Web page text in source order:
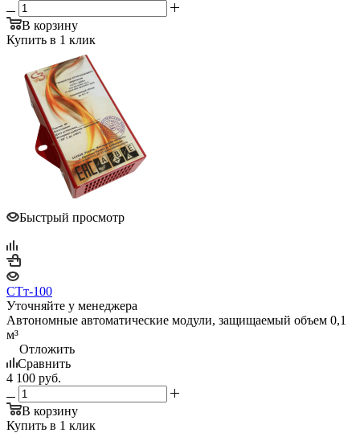
В корзину
Купить в 1 клик
Быстрый просмотр
СТт-100
Уточняйте у менеджера
Автономные автоматические модули, защищаемый объем 0,1
м³
Отложить
Сравнить
4 100 руб.
В корзину
Купить в 1 клик